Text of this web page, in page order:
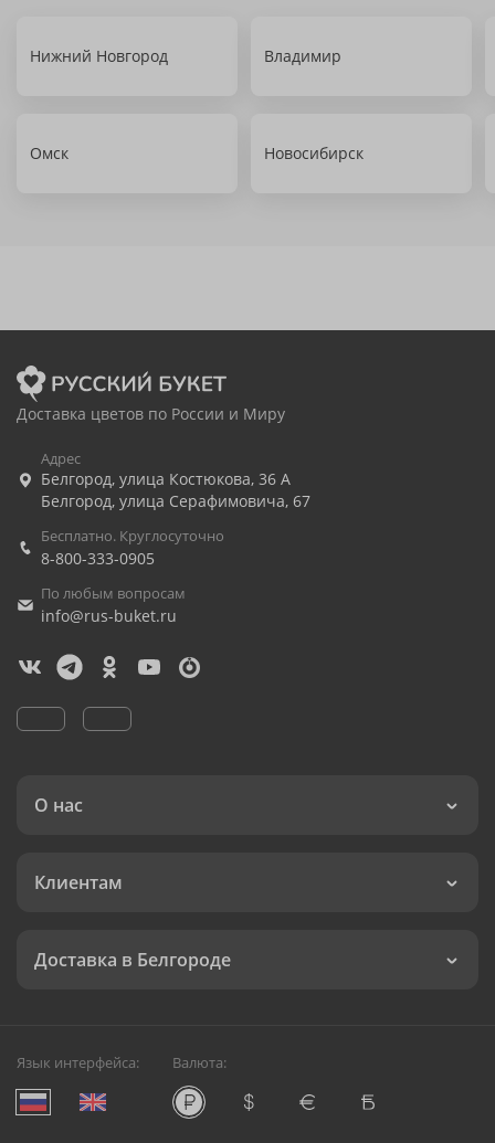
Нижний Новгород Владимир
Омск Новосибирск
Доставка цветов по России и Миру
Адрес
Белгород, улица Костюкова, 36 А
Белгород, улица Серафимовича, 67
Бесплатно. Круглосуточно
8-800-333-0905
По любым вопросам
info@rus-buket.ru
О нас
Клиентам
Доставка в Белгороде
Язык интерфейса: Валюта: